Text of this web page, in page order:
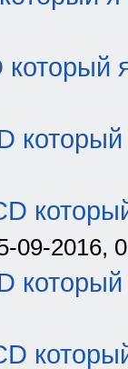
который
09-2016,
который